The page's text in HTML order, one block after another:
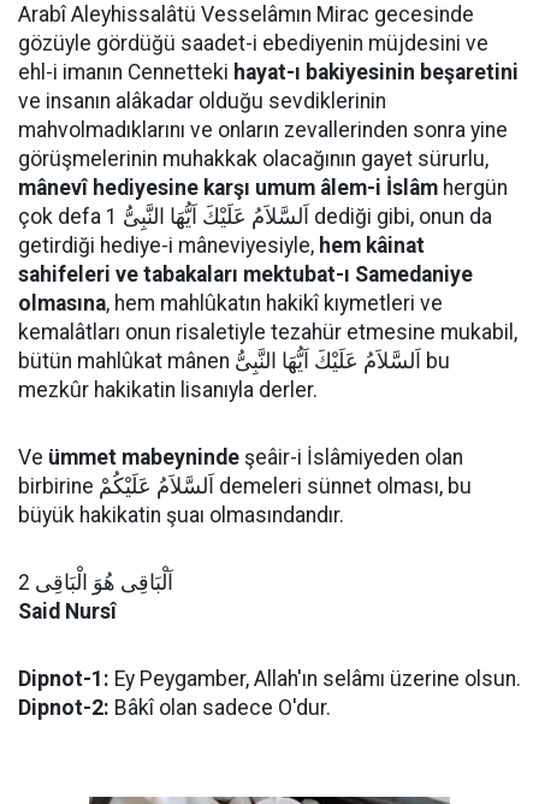
Arabî Aleyhissalâtü Vesselâmın Mirac gecesinde
gözüyle gördüğü saadet-i ebediyenin müjdesini ve
ehl-i imanın Cennetteki hayat-ı bakiyesinin beşaretini
ve insanın alâkadar olduğu sevdiklerinin
mahvolmadıklarını ve onların zevallerinden sonra yine
görüşmelerinin muhakkak olacağının gayet sürurlu,
mânevî hediyesine karşı umum âlem-i İslâm hergün
çok defa اَلسَّلاَمُ عَلَيْكَ اَيُّهَا النَّبِىُّ 1 dediği gibi, onun da
getirdiği hediye-i mâneviyesiyle, hem kâinat
sahifeleri ve tabakaları mektubat-ı Samedaniye
olmasına, hem mahlûkatın hakikî kıymetleri ve
kemalâtları onun risaletiyle tezahür etmesine mukabil,
bütün mahlûkat mânen اَلسَّلاَمُ عَلَيْكَ اَيُّهَا النَّبِىُّ bu
mezkûr hakikatin lisanıyla derler.
Ve ümmet mabeyninde şeâir-i İslâmiyeden olan
birbirine اَلسَّلاَمُ عَلَيْكُمْ demeleri sünnet olması, bu
büyük hakikatin şuaı olmasındandır.
اَلْبَاقِى هُوَ الْبَاقِى 2
Said Nursî
Dipnot-1: Ey Peygamber, Allah'ın selâmı üzerine olsun.
Dipnot-2: Bâkî olan sadece O'dur.